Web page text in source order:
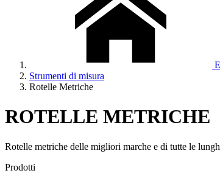
Strumenti di misura
Rotelle Metriche
ROTELLE METRICHE
Rotelle metriche delle migliori marche e di tutte le
Prodotti